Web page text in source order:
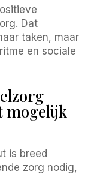
Dat
taken, maar
en sociale
mogelijk
is breed
zorg nodig,